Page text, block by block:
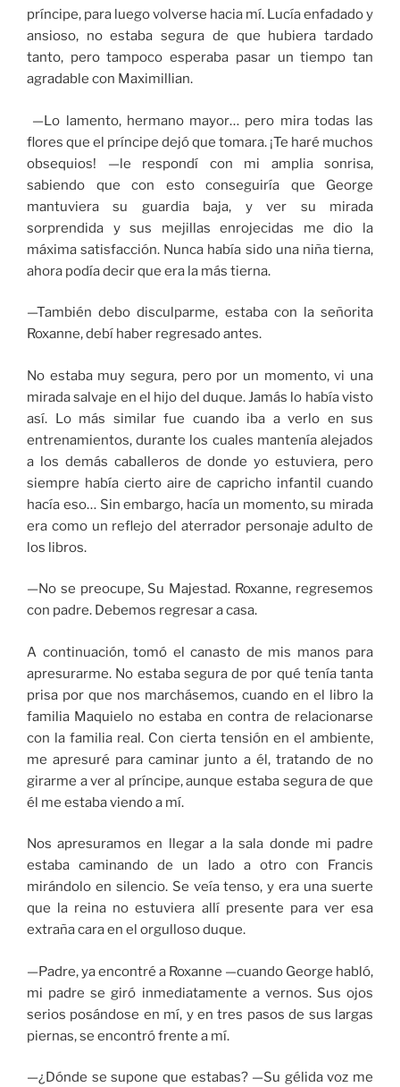
príncipe, para luego volverse hacia mí. Lucía enfadado y
ansioso, no estaba segura de que hubiera tardado
tanto, pero tampoco esperaba pasar un tiempo tan
agradable con Maximillian.
—Lo lamento, hermano mayor… pero mira todas las
flores que el príncipe dejó que tomara. ¡Te haré muchos
obsequios! —le respondí con mi amplia sonrisa,
sabiendo que con esto conseguiría que George
mantuviera su guardia baja, y ver su mirada
sorprendida y sus mejillas enrojecidas me dio la
máxima satisfacción. Nunca había sido una niña tierna,
ahora podía decir que era la más tierna.
—También debo disculparme, estaba con la señorita
Roxanne, debí haber regresado antes.
No estaba muy segura, pero por un momento, vi una
mirada salvaje en el hijo del duque. Jamás lo había visto
así. Lo más similar fue cuando iba a verlo en sus
entrenamientos, durante los cuales mantenía alejados
a los demás caballeros de donde yo estuviera, pero
siempre había cierto aire de capricho infantil cuando
hacía eso… Sin embargo, hacía un momento, su mirada
era como un reflejo del aterrador personaje adulto de
los libros.
—No se preocupe, Su Majestad. Roxanne, regresemos
con padre. Debemos regresar a casa.
A continuación, tomó el canasto de mis manos para
apresurarme. No estaba segura de por qué tenía tanta
prisa por que nos marchásemos, cuando en el libro la
familia Maquielo no estaba en contra de relacionarse
con la familia real. Con cierta tensión en el ambiente,
me apresuré para caminar junto a él, tratando de no
girarme a ver al príncipe, aunque estaba segura de que
él me estaba viendo a mí.
Nos apresuramos en llegar a la sala donde mi padre
estaba caminando de un lado a otro con Francis
mirándolo en silencio. Se veía tenso, y era una suerte
que la reina no estuviera allí presente para ver esa
extraña cara en el orgulloso duque.
—Padre, ya encontré a Roxanne —cuando George habló,
mi padre se giró inmediatamente a vernos. Sus ojos
serios posándose en mí, y en tres pasos de sus largas
piernas, se encontró frente a mí.
—¿Dónde se supone que estabas? —Su gélida voz me